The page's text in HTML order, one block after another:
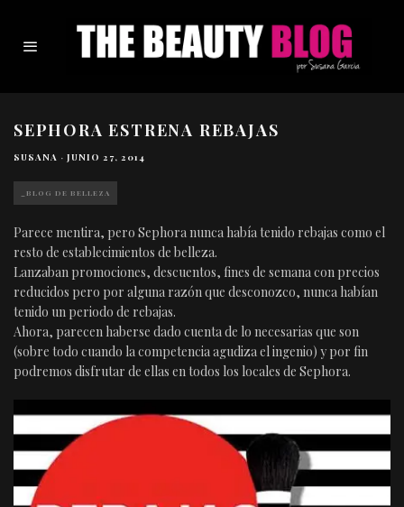
SEPHORA ESTRENA REBAJAS
SUSANA · JUNIO 27, 2014
_BLOG DE BELLEZA
Parece mentira, pero Sephora nunca había tenido rebajas como el
resto de establecimientos de belleza.
Lanzaban promociones, descuentos, fines de semana con precios
reducidos pero por alguna razón que desconozco, nunca habían
tenido un periodo de rebajas.
Ahora, parecen haberse dado cuenta de lo necesarias que son
(sobre todo cuando la competencia agudiza el ingenio) y por fin
podremos disfrutar de ellas en todos los locales de Sephora.